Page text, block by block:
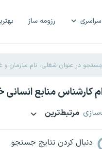
رزومه ساز
کارشناس منابع انسانی
مرتبط‌ترین
دنبال کردن نتایج جستجو